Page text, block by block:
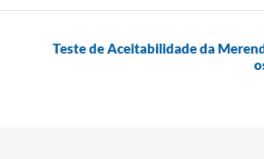
Teste de Aceitabilidade da